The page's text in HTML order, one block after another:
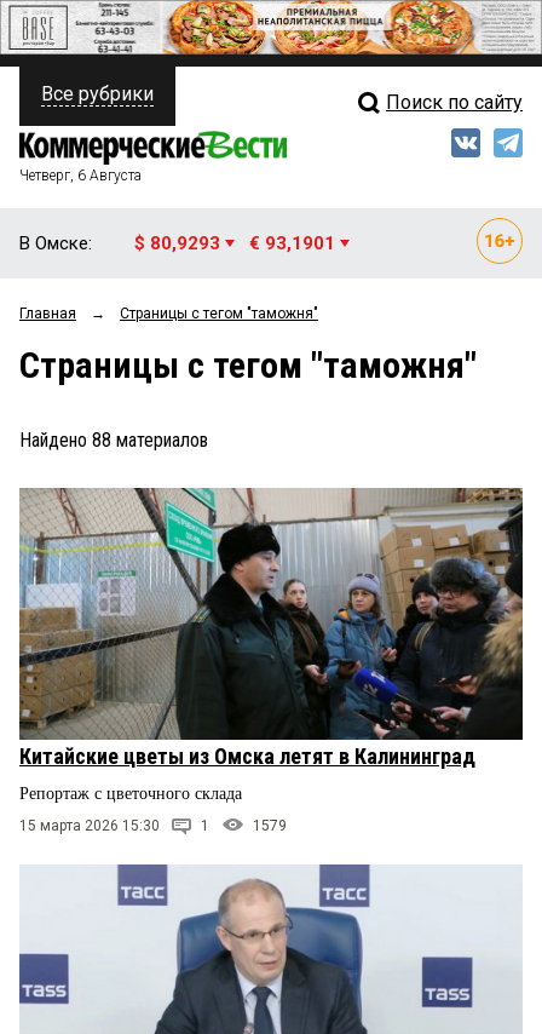
ПОЛИТИКА
ФИНАНСЫ
ОБЩЕСТВО
ЗАКОН
НОВОСТИ КОМПАНИЙ
ПРОИСШЕСТВИЯ
СТИЛЬ ЖИЗНИ
Свежий выпуск
Мнения
Рейтинги
Все рубрики Поиск по сайту
Четверг, 6 Августа
В Омске: $ 80,9293 € 93,1901
Главная → Страницы c тегом "таможня"
Страницы c тегом "таможня"
Найдено 88 материалов
Китайские цветы из Омска летят в Калининград
Репортаж с цветочного склада
15 марта 2026 15:30 1 1579